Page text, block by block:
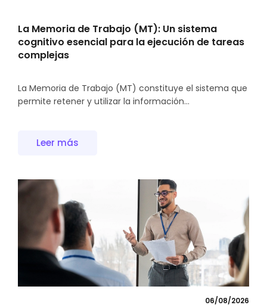
La Memoria de Trabajo (MT): Un sistema
cognitivo esencial para la ejecución de tareas
complejas
La Memoria de Trabajo (MT) constituye el sistema que
permite retener y utilizar la información...
Leer más
06/08/2026